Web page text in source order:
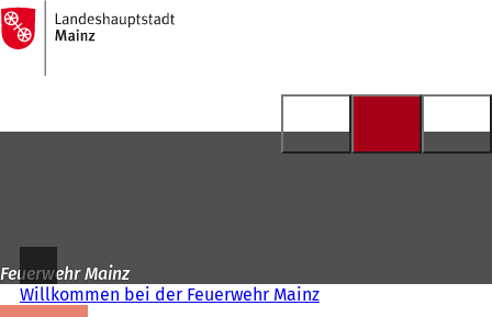
Inhalt anspringen
Zur
Startseite
Feuerwehr Mainz
Willkommen bei der Feuerwehr Mainz